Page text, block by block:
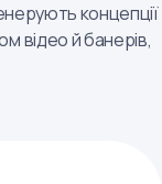
концепції
відео й банерів,